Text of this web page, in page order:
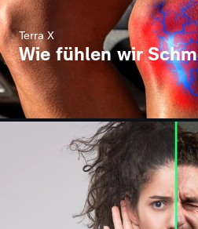
Terra X
Wie fühlen wir